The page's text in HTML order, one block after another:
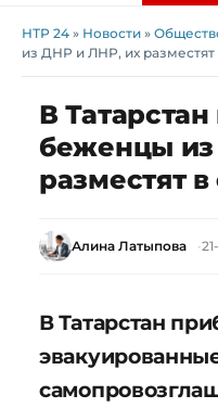
НТР 24 » Новости »
из ДНР и ЛНР, их разместят
В
беженцы
разместят
Алина Латыпова
В Татарстан